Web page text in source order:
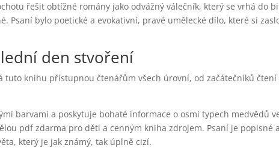
řešit obtížné romány jako odvážný válečník, který se vrhá do
Psaní bylo poetické a evokativní, pravé umělecké dílo, které si
den stvoření
tuto knihu přístupnou čtenářům všech úrovní, od začátečníků čtení
barvami a poskytuje bohaté informace o osmi typech medvědů
pdf zdarma pro děti a cenným kniha zdrojem. Psaní je popisné a
který je jak známý, tak úplně cizí.